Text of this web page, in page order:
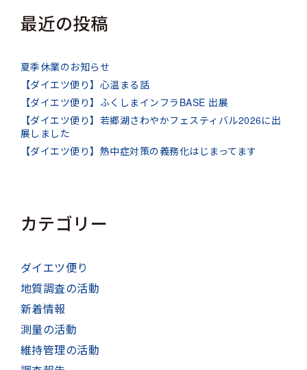
最近の投稿
夏季休業のお知らせ
【ダイエツ便り】心温まる話
【ダイエツ便り】ふくしまインフラBASE 出展
【ダイエツ便り】若郷湖さわやかフェスティバル2026に出
展しました
【ダイエツ便り】熱中症対策の義務化はじまってます
カテゴリー
ダイエツ便り
地質調査の活動
新着情報
測量の活動
維持管理の活動